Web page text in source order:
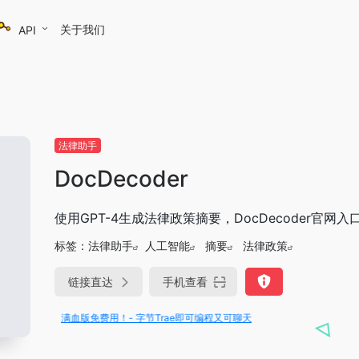
API 关于我们
法律助手
DocDecoder
使用GPT-4生成法律政策摘要，DocDecoder官网入
标签： 法律助手 人工智能 摘要 法律政策
链接直达 手机查看
满血版免费用！- 字节Trae即可编程又可聊天